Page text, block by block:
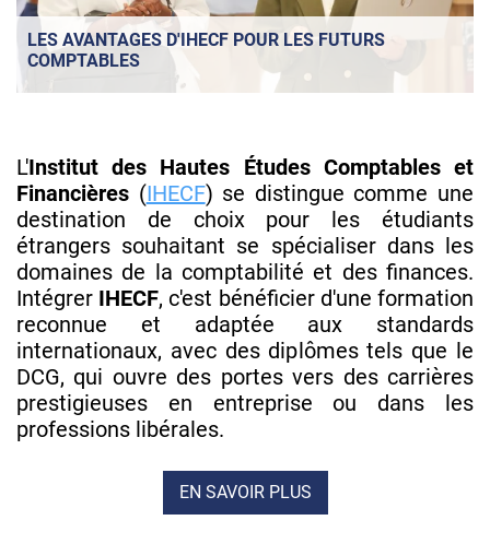
LES AVANTAGES D'IHECF POUR LES FUTURS
COMPTABLES
L'Institut des Hautes Études Comptables et
Financières (IHECF) se distingue comme une
destination de choix pour les étudiants
étrangers souhaitant se spécialiser dans les
domaines de la comptabilité et des finances.
Intégrer IHECF, c'est bénéficier d'une formation
reconnue et adaptée aux standards
internationaux, avec des diplômes tels que le
DCG, qui ouvre des portes vers des carrières
prestigieuses en entreprise ou dans les
professions libérales.
EN SAVOIR PLUS